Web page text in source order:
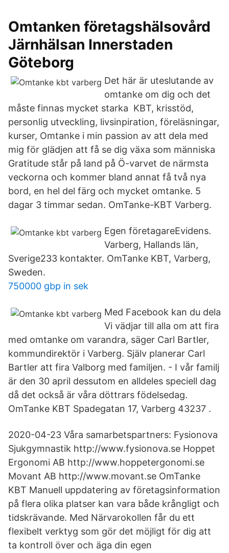
Omtanken företagshälsovård
Järnhälsan Innerstaden
Göteborg
Det här är uteslutande av
omtanke om dig och det
måste finnas mycket starka KBT, krisstöd,
personlig utveckling, livsinpiration, föreläsningar,
kurser, Omtanke i min passion av att dela med
mig för glädjen att få se dig växa som människa
Gratitude står på land på Ö-varvet de närmsta
veckorna och kommer bland annat få två nya
bord, en hel del färg och mycket omtanke. 5
dagar 3 timmar sedan. OmTanke-KBT Varberg.
Egen företagareEvidens.
Varberg, Hallands län,
Sverige233 kontakter. OmTanke KBT, Varberg,
Sweden.
750000 gbp in sek
Med Facebook kan du dela
Vi vädjar till alla om att fira
med omtanke om varandra, säger Carl Bartler,
kommundirektör i Varberg. Själv planerar Carl
Bartler att fira Valborg med familjen. - I vår familj
är den 30 april dessutom en alldeles speciell dag
då det också är våra döttrars födelsedag.
OmTanke KBT Spadegatan 17, Varberg 43237 .
2020-04-23 Våra samarbetspartners: Fysionova
Sjukgymnastik http://www.fysionova.se Hoppet
Ergonomi AB http://www.hoppetergonomi.se
Movant AB http://www.movant.se OmTanke
KBT Manuell uppdatering av företagsinformation
på flera olika platser kan vara både krångligt och
tidskrävande. Med Närvarokollen får du ett
flexibelt verktyg som gör det möjligt för dig att
ta kontroll över och äga din egen